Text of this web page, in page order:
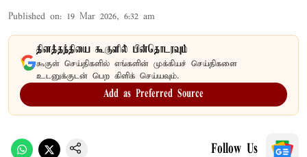
Published on: 19 Mar 2026, 6:32 am
தினத்தந்தியை கூகுளில் பின்தொடரவும்
கூகுள் செய்திகளில் எங்களின் முக்கியச் செய்திகளை
உடனுக்குடன் பெற கிளிக் செய்யவும்.
Add as Preferred Source
Follow Us